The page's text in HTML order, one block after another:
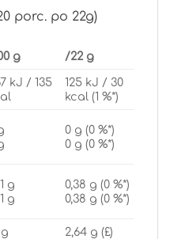
porc. po 22g)
g /22 g
kJ / 135
125 kJ / 30
kcal (1 %*)
0 g (0 %*)
0 g (0 %*)
g
g
0,38 g (0 %*)
0,38 g (0 %*)
g 2,64 g (£)